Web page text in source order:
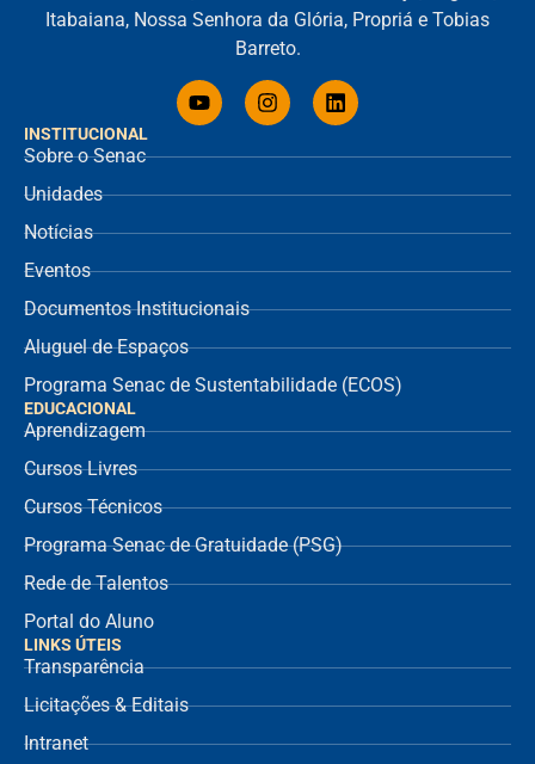
INSTITUCIONAL
Sobre o Senac
Unidades
Notícias
Eventos
Documentos Institucionais
Aluguel de Espaços
Programa Senac de Sustentabilidade (ECOS)
EDUCACIONAL
Aprendizagem
Cursos Livres
Cursos Técnicos
Programa Senac de Gratuidade (PSG)
Rede de Talentos
Portal do Aluno
Itabaiana, Nossa Senhora da Glória, Propriá e Tobias
Barreto.
LINKS ÚTEIS
Transparência
Licitações & Editais
Intranet